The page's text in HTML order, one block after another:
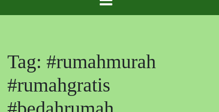
Murah
Tag: #rumahmurah
#rumahgratis